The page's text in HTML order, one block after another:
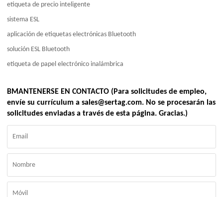
etiqueta de precio inteligente
sistema ESL
aplicación de etiquetas electrónicas Bluetooth
solución ESL Bluetooth
etiqueta de papel electrónico inalámbrica
BMANTENERSE EN CONTACTO (Para solicitudes de empleo,
envíe su currículum a sales@sertag.com. No se procesarán las
solicitudes enviadas a través de esta página. Gracias.)